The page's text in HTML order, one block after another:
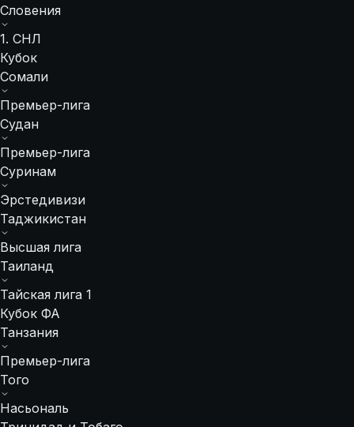
Словения
1. СНЛ
Кубок
Сомали
Премьер-лига
Судан
Премьер-лига
Суринам
Эрстедивизи
Таджикистан
Высшая лига
Таиланд
Тайская лига 1
Кубок ФА
Танзания
Премьер-лига
Того
Насьональ